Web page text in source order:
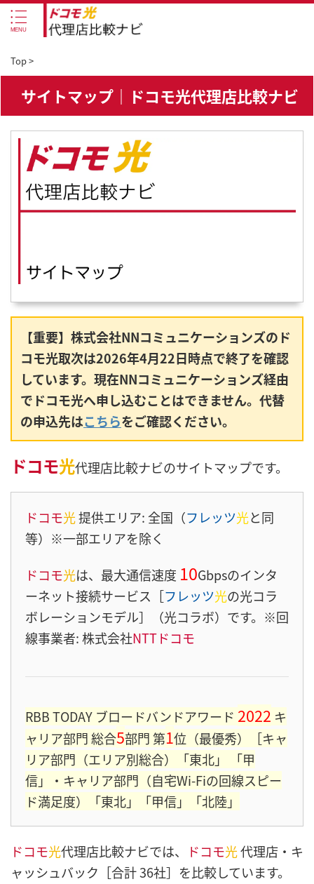
Top>
サイトマップ｜ドコモ光代理店比較ナビ
【重要】株式会社NNコミュニケーションズのド
コモ光取次は2026年4月22日時点で終了を確認
しています。現在NNコミュニケーションズ経由
でドコモ光へ申し込むことはできません。代替
の申込先はこちらをご確認ください。
ドコモ光代理店比較ナビのサイトマップです。
ドコモ光提供エリア: 全国（フレッツ光と同
等）※一部エリアを除く
ドコモ光は、最大通信速度 10Gbpsのインタ
ーネット接続サービス［フレッツ光の光コラ
ボレーションモデル］（光コラボ）です。※回
線事業者: 株式会社NTTドコモ
RBB TODAY ブロードバンドアワード 2022 キ
ャリア部門 総合5部門 第1位（最優秀）［キャ
リア部門（エリア別総合）「東北」 「甲
信」・キャリア部門（自宅Wi-Fiの回線スピー
ド満足度）「東北」「甲信」「北陸」
ドコモ光代理店比較ナビでは、 ドコモ光代理店・キ
ャッシュバック［合計 36社］を比較しています。